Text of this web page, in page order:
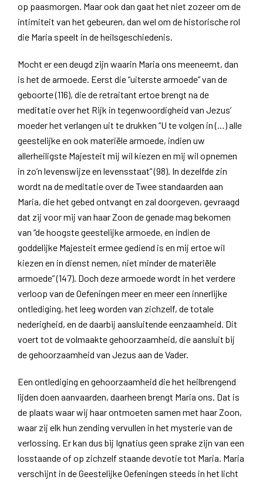
op paasmorgen. Maar ook dan gaat het niet zozeer om de
intimiteit van het gebeuren, dan wel om de historische rol
die Maria speelt in de heilsgeschiedenis.
Mocht er een deugd zijn waarin Maria ons meeneemt, dan
is het de armoede. Eerst die “uiterste armoede” van de
geboorte (116), die de retraitant ertoe brengt na de
meditatie over het Rijk in tegenwoordigheid van Jezus’
moeder het verlangen uit te drukken “U te volgen in (…) alle
geestelijke en ook materiële armoede, indien uw
allerheiligste Majesteit mij wil kiezen en mij wil opnemen
in zo’n levenswijze en levensstaat” (98). In dezelfde zin
wordt na de meditatie over de Twee standaarden aan
Maria, die het gebed ontvangt en zal doorgeven, gevraagd
dat zij voor mij van haar Zoon de genade mag bekomen
van “de hoogste geestelijke armoede, en indien de
goddelijke Majesteit ermee gediend is en mij ertoe wil
kiezen en in dienst nemen, niet minder de materiële
armoede” (147). Doch deze armoede wordt in het verdere
verloop van de Oefeningen meer en meer een innerlijke
ontlediging, het leeg worden van zichzelf, de totale
nederigheid, en de daarbij aansluitende eenzaamheid. Dit
voert tot de volmaakte gehoorzaamheid, die aansluit bij
de gehoorzaamheid van Jezus aan de Vader.
Een ontlediging en gehoorzaamheid die het heilbrengend
lijden doen aanvaarden, daarheen brengt Maria ons. Dat is
de plaats waar wij haar ontmoeten samen met haar Zoon,
waar zij elk hun zending vervullen in het mysterie van de
verlossing. Er kan dus bij Ignatius geen sprake zijn van een
losstaande of op zichzelf staande devotie tot Maria. Maria
verschijnt in de Geestelijke Oefeningen steeds in het licht